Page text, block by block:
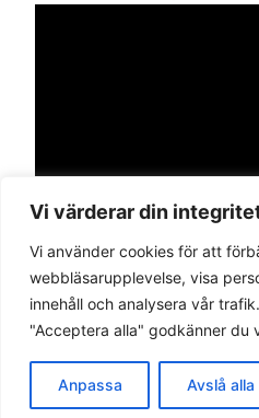
Vi värderar din
Vi använder cookies för att
webbläsarupplevelse, visa
innehåll och analysera vår
"Acceptera alla" godkänner du
Anpassa Avslå alla
© 2026 Jidoka